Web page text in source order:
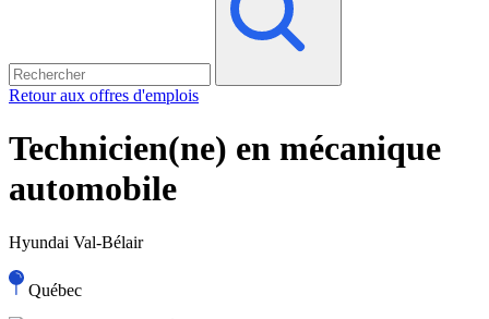
Retour aux offres d'emplois
Technicien(ne) en mécanique
automobile
Hyundai Val-Bélair
Québec